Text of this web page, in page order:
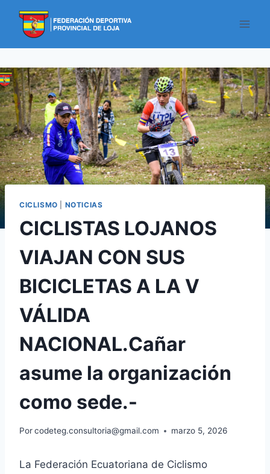
CICLISMO NOTICIAS
CICLISTAS LOJANOS
VIAJAN CON SUS
BICICLETAS A LA V
VÁLIDA
NACIONAL.Cañar
asume la organización
como sede.-
Porcodeteg.consultoria@gmail.com marzo 5, 2026
La Federación Ecuatoriana de Ciclismo